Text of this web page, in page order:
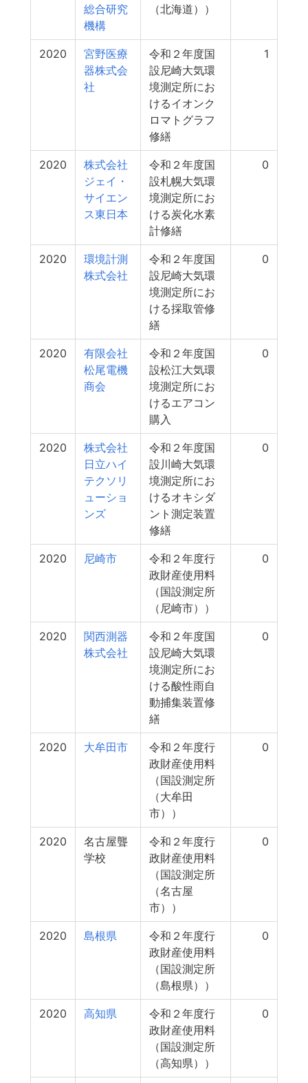
総合研究
機構
（北海道））
2020
宮野医療
器株式会
社
令和２年度国
設尼崎大気環
境測定所にお
けるイオンク
ロマトグラフ
修繕
1
2020
株式会社
ジェイ・
サイエン
ス東日本
令和２年度国
設札幌大気環
境測定所にお
ける炭化水素
計修繕
0
2020
環境計測
株式会社
令和２年度国
設尼崎大気環
境測定所にお
ける採取管修
繕
0
2020
有限会社
松尾電機
商会
令和２年度国
設松江大気環
境測定所にお
けるエアコン
購入
0
2020
株式会社
日立ハイ
テクソリ
ューショ
ンズ
令和２年度国
設川崎大気環
境測定所にお
けるオキシダ
ント測定装置
修繕
0
2020 尼崎市
令和２年度行
政財産使用料
（国設測定所
（尼崎市））
0
2020
関西測器
株式会社
令和２年度国
設尼崎大気環
境測定所にお
ける酸性雨自
動捕集装置修
繕
0
2020 大牟田市
令和２年度行
政財産使用料
（国設測定所
（大牟田
市））
0
2020
名古屋聾
学校
令和２年度行
政財産使用料
（国設測定所
（名古屋
市））
0
2020 島根県
令和２年度行
政財産使用料
（国設測定所
（島根県））
0
2020 高知県
令和２年度行
政財産使用料
（国設測定所
（高知県））
0